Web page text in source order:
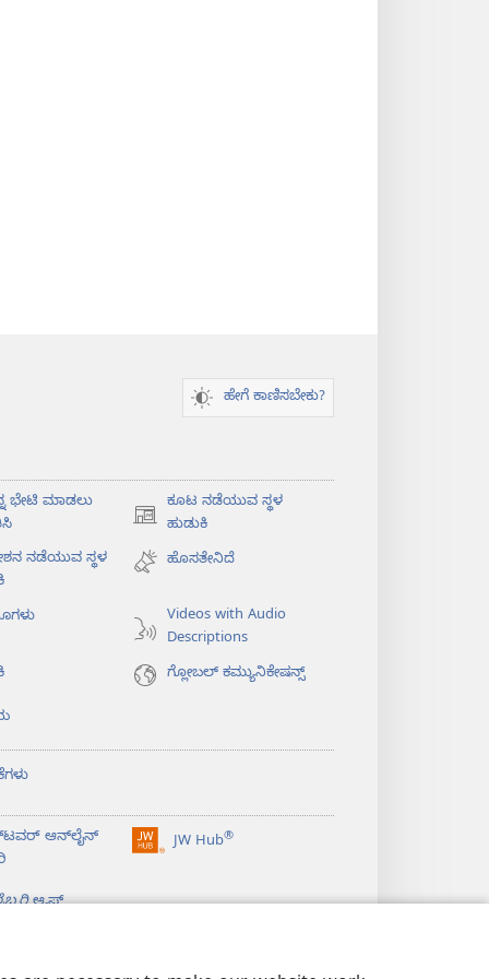
ಹೇಗೆ ಕಾಣಿಸಬೇಕು?
ಭೇಟಿ ಮಾಡಲು
ಕೂಟ ನಡೆಯುವ ಸ್ಥಳ
ಹುಡುಕಿ
(opens
new
window)
ನಡೆಯುವ ಸ್ಥಳ
ಹೊಸತೇನಿದೆ
Videos with Audio
Descriptions
ಗ್ಲೋಬಲ್‌ ಕಮ್ಯುನಿಕೇಷನ್ಸ್‌
ಆನ್‌ಲೈನ್‌
JW Hub®
(opens
window)
ಆ್ಯಪ್‌